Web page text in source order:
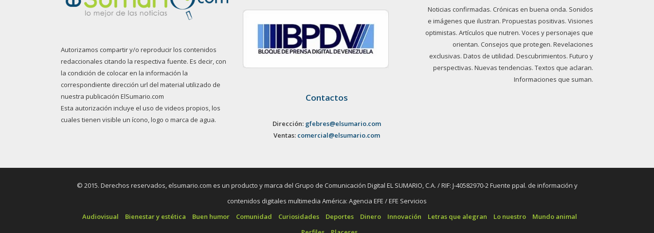
Autorizamos compartir y/o reproducir los contenidos
redaccionales citando la respectiva fuente. Es decir, con
la condición de colocar en la información la
correspondiente dirección url del material utilizado de
nuestra publicación ElSumario.com
Esta autorización incluye el uso de videos propios, los
cuales tienen visible un ícono, logo o marca de agua.
Contactos
Dirección: gfebres@elsumario.com
Ventas: comercial@elsumario.com
Noticias confirmadas. Crónicas en buena onda. Sonidos
e imágenes que ilustran. Propuestas positivas. Visiones
optimistas. Artículos que nutren. Voces y personajes que
orientan. Consejos que protegen. Revelaciones
exclusivas. Datos de utilidad. Descubrimientos. Futuro y
perspectivas. Nuevas tendencias. Textos que aclaran.
Informaciones que suman.
© 2015. Derechos reservados, elsumario.com es un producto y marca del Grupo de Comunicación Digital EL SUMARIO, C.A. / RIF: J-40582970-2 Fuente ppal. de información y
contenidos digitales multimedia América: Agencia EFE / EFE Servicios
Audiovisual
Bienestar y estética Buen humor Comunidad Curiosidades Deportes Dinero Innovación Letras que alegran Lo nuestro
Mundo animal